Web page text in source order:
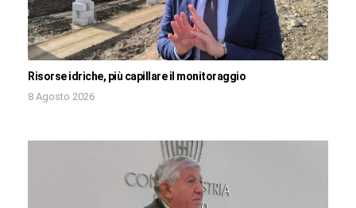
Risorse idriche, più capillare il monitoraggio
8 Agosto 2026